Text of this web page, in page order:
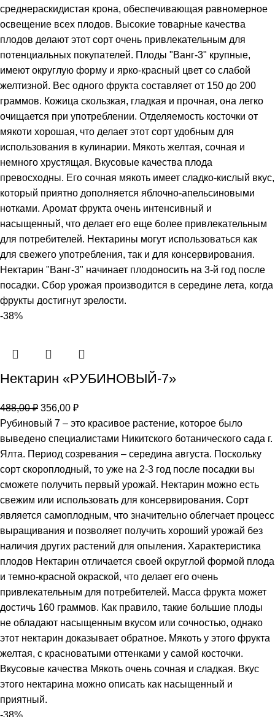
среднераскидистая крона, обеспечивающая равномерное
освещение всех плодов. Высокие товарные качества
плодов делают этот сорт очень привлекательным для
потенциальных покупателей. Плоды "Ванг-3" крупные,
имеют округлую форму и ярко-красный цвет со слабой
желтизной. Вес одного фрукта составляет от 150 до 200
граммов. Кожица скользкая, гладкая и прочная, она легко
очищается при употреблении. Отделяемость косточки от
мякоти хорошая, что делает этот сорт удобным для
использования в кулинарии. Мякоть желтая, сочная и
немного хрустящая. Вкусовые качества плода
превосходны. Его сочная мякоть имеет сладко-кислый вкус,
который приятно дополняется яблочно-апельсиновыми
нотками. Аромат фрукта очень интенсивный и
насыщенный, что делает его еще более привлекательным
для потребителей. Нектарины могут использоваться как
для свежего употребления, так и для консервирования.
Нектарин "Ванг-3" начинает плодоносить на 3-й год после
посадки. Сбор урожая производится в середине лета, когда
фрукты достигнут зрелости.
-38%
Нектарин «РУБИНОВЫЙ-7»
488,00₽ 356,00 ₽
Рубиновый 7 – это красивое растение, которое было
выведено специалистами Никитского ботанического сада г.
Ялта. Период созревания – середина августа. Поскольку
сорт скороплодный, то уже на 2-3 год после посадки вы
сможете получить первый урожай. Нектарин можно есть
свежим или использовать для консервирования. Сорт
является самоплодным, что значительно облегчает процесс
выращивания и позволяет получить хороший урожай без
наличия других растений для опыления. Характеристика
плодов Нектарин отличается своей округлой формой плода
и темно-красной окраской, что делает его очень
привлекательным для потребителей. Масса фрукта может
достичь 160 граммов. Как правило, такие большие плоды
не обладают насыщенным вкусом или сочностью, однако
этот нектарин доказывает обратное. Мякоть у этого фрукта
желтая, с красноватыми оттенками у самой косточки.
Вкусовые качества Мякоть очень сочная и сладкая. Вкус
этого нектарина можно описать как насыщенный и
приятный.
-38%